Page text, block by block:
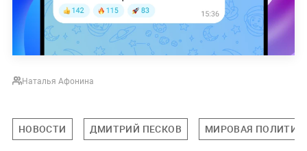
Наталья Афонина
НОВОСТИ ДМИТРИЙ ПЕСКОВ МИРОВАЯ